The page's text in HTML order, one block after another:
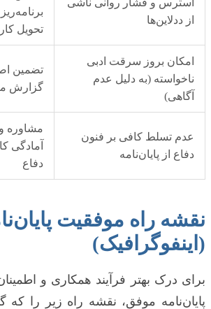
از ددلاین‌ها
تحویل کار
امکان بروز سرقت ادبی
ناخواسته (به دلیل عدم
آگاهی)
تضمین
گزارش
عدم تسلط کافی بر فنون
دفاع از پایان‌نامه
مشاوره و
آمادگی
دفاع
نقشه راه موفقیت
(اینفوگرافیک)
برای درک بهتر فرآیند همکاری و
پایان‌نامه موفق، نقشه راه زیر را که